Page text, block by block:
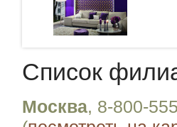
Список
Москва, 8-800-